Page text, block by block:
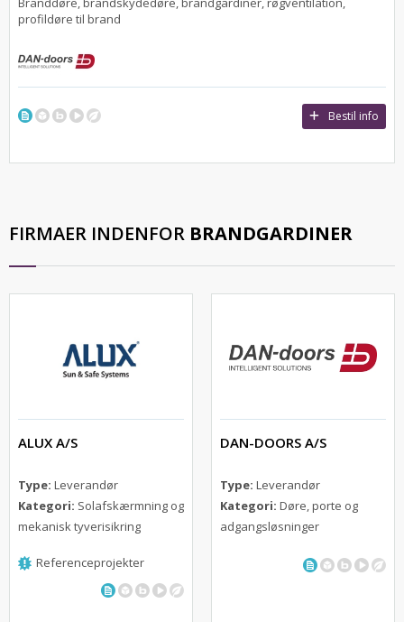
profildøre til brand
Bestil info
FIRMAER INDENFOR BRANDGARDINER
ALUX A/S
Type: Leverandør
Kategori: Solafskærmning og
mekanisk tyverisikring
Referenceprojekter
DAN-DOORS A/S
Type: Leverandør
Kategori: Døre, porte og
adgangsløsninger